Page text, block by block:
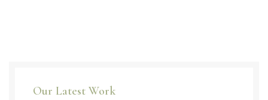
Our Latest Work